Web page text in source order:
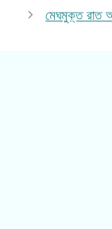
মেঘমুক্ত রাত